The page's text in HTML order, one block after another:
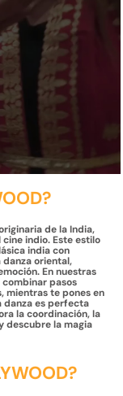
de la India,
indio. Este estilo
india con
danza oriental,
En nuestras
pasos
mientras te pones en
danza es perfecta
la coordinación, la
descubre la magia